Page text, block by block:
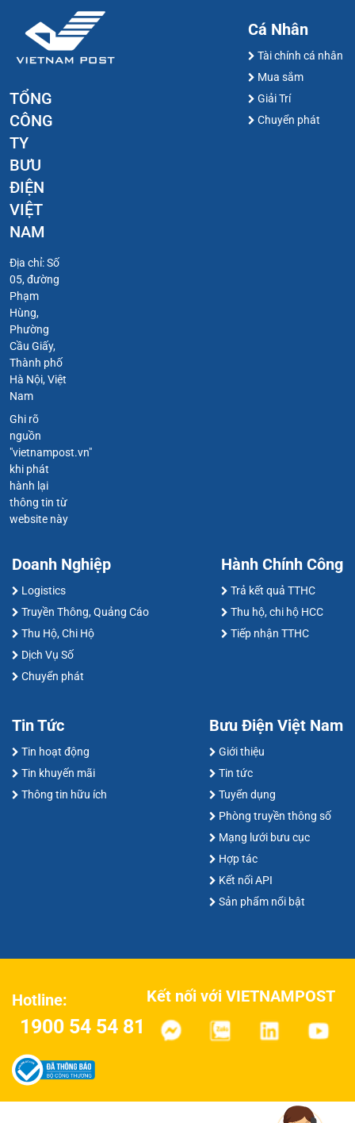
TỔNG
CÔNG
TY
BƯU
ĐIỆN
VIỆT
NAM
Địa chỉ: Số
05, đường
Phạm
Hùng,
Phường
Cầu Giấy,
Thành phố
Hà Nội, Việt
Nam
Ghi rõ
nguồn
"vietnampost.vn"
khi phát
hành lại
thông tin từ
website này
Cá Nhân
Tài chính cá nhân
Mua sắm
Giải Trí
Chuyển phát
Doanh Nghiệp
Logistics
Truyền Thông, Quảng Cáo
Thu Hộ, Chi Hộ
Dịch Vụ Số
Chuyển phát
Hành Chính Công
Trả kết quả TTHC
Thu hộ, chi hộ HCC
Tiếp nhận TTHC
Tin Tức
Tin hoạt động
Tin khuyến mãi
Thông tin hữu ích
Bưu Điện Việt Nam
Giới thiệu
Tin tức
Tuyển dụng
Phòng truyền thông số
Mạng lưới bưu cục
Hợp tác
Kết nối API
Sản phẩm nổi bật
Hotline:
1900 54 54 81
Kết nối với VIETNAMPOST